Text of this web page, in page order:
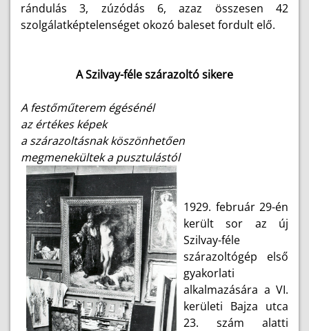
rándulás 3, zúzódás 6, azaz összesen 42
szolgálatképtelenséget okozó baleset fordult elő.
A Szilvay-féle szárazoltó sikere
A festőműterem égésénél
az értékes képek
a szárazoltásnak köszönhetően
megmenekültek a pusztulástól
1929. február 29-én
került sor az új
Szilvay-féle
szárazoltógép első
gyakorlati
alkalmazására a VI.
kerületi Bajza utca
23. szám alatti